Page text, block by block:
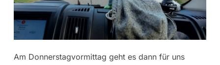
Am Donnerstagvormittag geht es dann für uns